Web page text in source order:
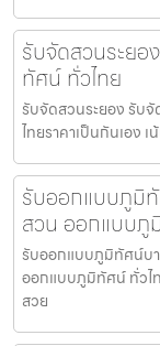
รับจัดสวนระย
ทัศน์ ทั่วไทย
รับจัดสวนระยอง รับ
ไทยราคาเป็นกันเอง
รับออกแบบภูมิ
สวน ออกแบบภู
รับออกแบบภูมิทัศน์บ
ออกแบบภูมิทัศน์ ทั่วไ
สวย